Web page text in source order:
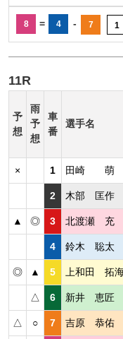
8 = 4 - 7 1
11R
予
想
雨
予
想
車
番
選手名
× 1 田崎 萌
2 木部 匡作
▲ ◎ 3 北渡瀬 充
4 鈴木 聡太
◎ ▲ 5 上和田 拓
△ 6 新井 恵匠
△ ○ 7 吉原 恭佑